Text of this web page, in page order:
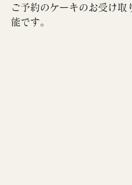
ご予約のケーキのお受け取
能です。